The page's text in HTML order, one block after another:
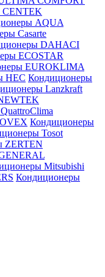
CENTEK
AQUA
Casarte
DAHACI
ECOSTAR
EUROKLIMA
HEC Кондиционеры
Lanzkraft
Кондиционеры
Tosot
ZERTEN
Mitsubishi
Кондиционеры